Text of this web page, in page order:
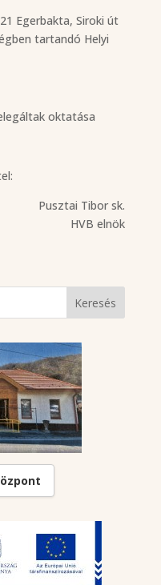
Egerbakta, Siroki út
tartandó Helyi
oktatása
Pusztai Tibor sk.
HVB elnök